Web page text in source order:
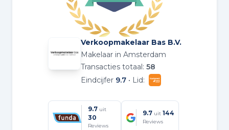
Verkoopmakelaar Bas B.V.
Makelaar in Amsterdam
Transacties totaal: 58
Eindcijfer 9.7 • Lid:
9.7 uit
30
Reviews
9.7 uit 144
Reviews